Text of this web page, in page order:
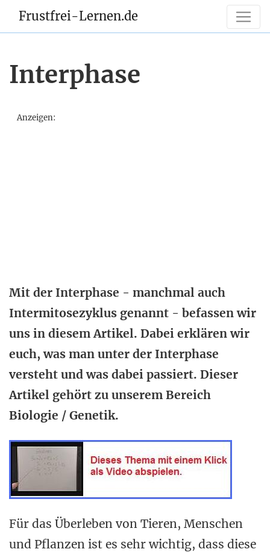
Frustfrei-Lernen.de
Interphase
Anzeigen:
Mit der Interphase - manchmal auch
Intermitosezyklus genannt - befassen wir
uns in diesem Artikel. Dabei erklären wir
euch, was man unter der Interphase
versteht und was dabei passiert. Dieser
Artikel gehört zu unserem Bereich
Biologie / Genetik.
Für das Überleben von Tieren, Menschen
und Pflanzen ist es sehr wichtig, dass diese